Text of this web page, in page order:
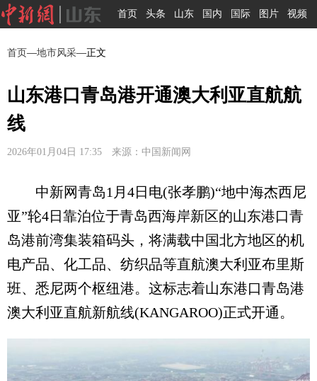
首页 头条 山东 国内 国际 图片 视频
首页—地市风采—正文
山东港口青岛港开通澳大利亚直航航
线
2026年01月04日 17:35 来源：中国新闻网
中新网青岛1月4日电(张孝鹏)“地中海杰西尼
亚”轮4日靠泊位于青岛西海岸新区的山东港口青
岛港前湾集装箱码头，将满载中国北方地区的机
电产品、化工品、纺织品等直航澳大利亚布里斯
班、悉尼两个枢纽港。这标志着山东港口青岛港
澳大利亚直航新航线(KANGAROO)正式开通。